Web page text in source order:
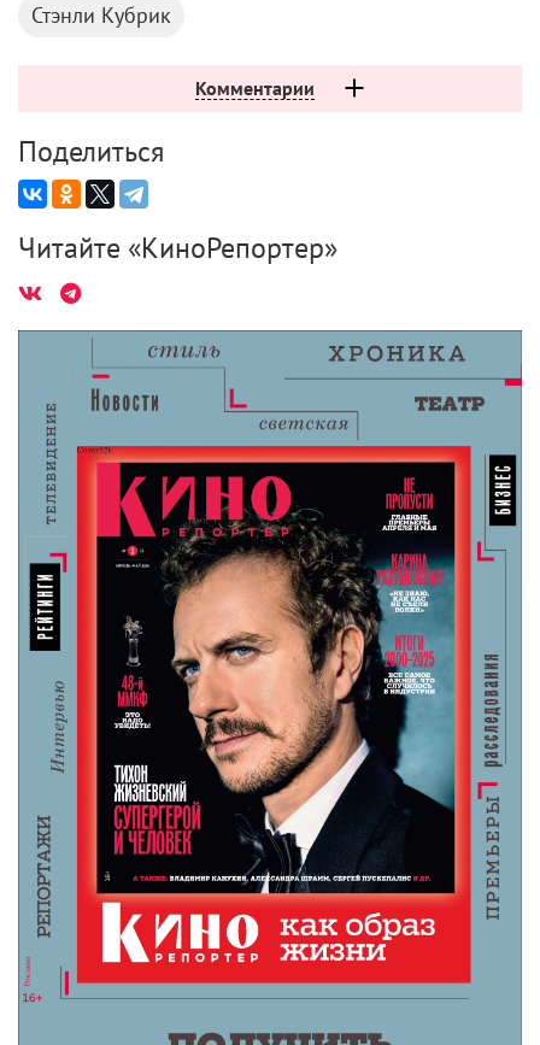
Стэнли Кубрик
Комментарии
Поделиться
Читайте «КиноРепортер»